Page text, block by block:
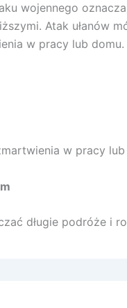
wojennego
Atak ułanów
w pracy lub domu.
w pracy
długie podróże i